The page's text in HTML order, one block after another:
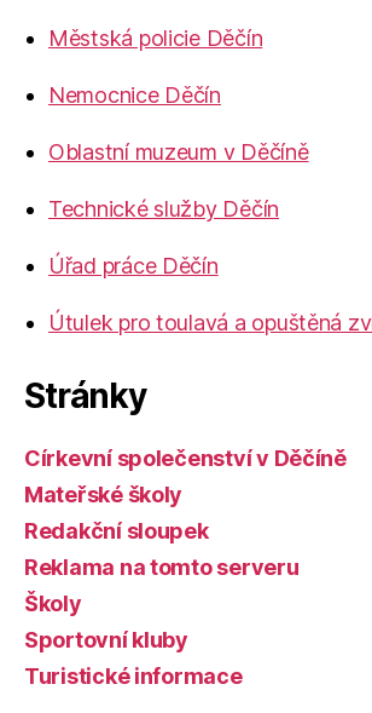
Městská policie Děčín
Nemocnice Děčín
Oblastní muzeum v Děčíně
Technické služby Děčín
Úřad práce Děčín
Útulek pro toulavá a opuštěná
Stránky
Církevní společenství v Děčíně
Mateřské školy
Redakční sloupek
Reklama na tomto serveru
Školy
Sportovní kluby
Turistické informace